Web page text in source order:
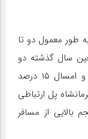
طور معمول دو تا
سال گذشته دو
میلیون و ۱۰۰ هزار نفر از کشور خارج شدند و امسال ۱۵ درصد
پل ارتباطی
از مسافر